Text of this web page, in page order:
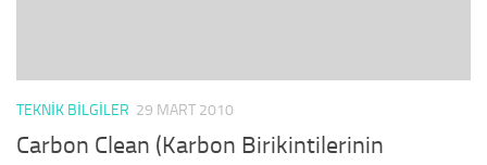
TEKNIK BILGILER 29 MART 2010
Carbon Clean (Karbon Birikintilerinin